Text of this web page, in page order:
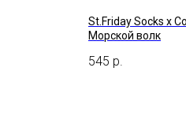
St.Friday Socks x
Морской волк
545 р.